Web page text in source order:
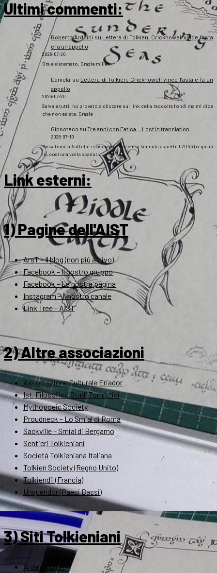
Ultimi commenti:
Roberto Arduini su Lettera di Tolkien, Crickhowell vince l’asta
e fa un appello
2026-07-20
Ora è sistemato. Grazie mille!
Daniela su Lettera di Tolkien, Crickhowell vince l’asta e fa un
appello
2026-07-20
Salve a tutti, ho provato a cliccare sul link della raccolta fondi ma mi dice
che non esiste. Grazie
Gipsoteco su Tre anni con Fatica… Lost in translation
2026-07-10
Passatemi la battuta: e lasciamo che chi si lamenta aspetti il 2043 (o giù di
lì), così una volta scaduti…
Link esterni:
1) Pagine dell'AIST
ArsT – Il blog (non più attivo)
Facebook – Il nostro gruppo
Facebook – La nostra pagina
Instagram – Il nostro canale
Link Tree – AIST
2) Altre associazioni
Associazione Culturale Eriador
Ist. Filosofico Studi Tomistici
Mythopoeic Society
Proudneck – Lo Smial di Roma
Sackville – Smial di Bergamo
Sentieri Tolkieniani
Società Tolkieniana Italiana
Tolkien Society (Regno Unito)
Tolkiendil (Francia)
Unquendor (Paesi Bassi)
3) Siti Tolkieniani
Ardalambion